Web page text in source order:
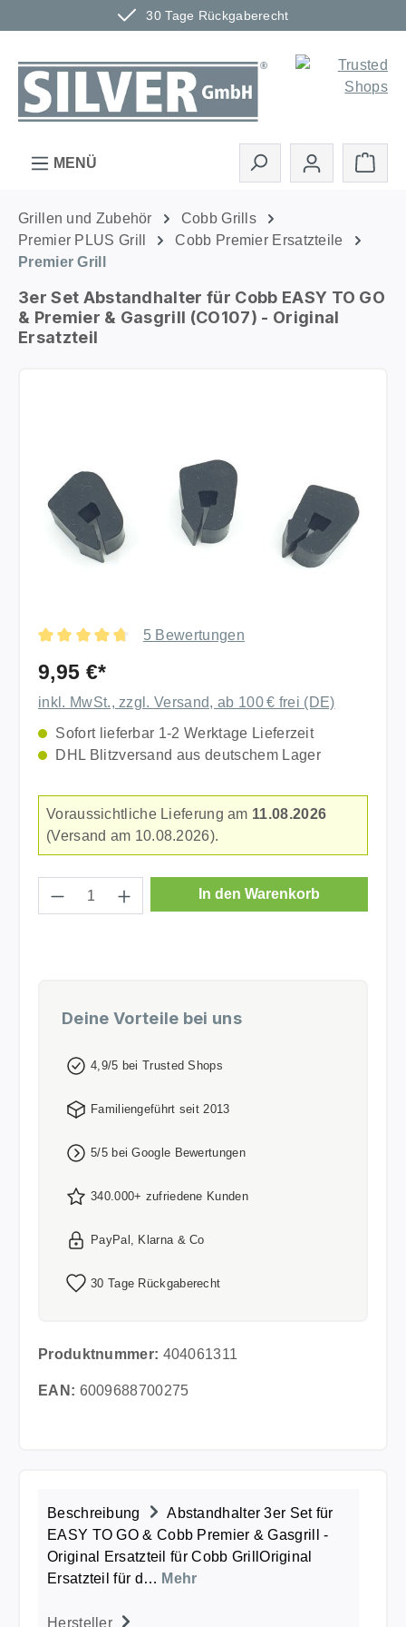
30 Tage Rückgaberecht
Zum Hauptinhalt springen
MENÜ
Grillen und Zubehör
Cobb Grills
Premier PLUS Grill
Cobb Premier Ersatzteile
Premier Grill
3er Set Abstandhalter für Cobb EASY TO GO
& Premier & Gasgrill (CO107) - Original
Ersatzteil
5 Bewertungen
9,95 €*
inkl. MwSt., zzgl. Versand, ab 100 € frei (DE)
Sofort lieferbar 1-2 Werktage Lieferzeit
DHL Blitzversand aus deutschem Lager
Voraussichtliche Lieferung am 11.08.2026
(Versand am 10.08.2026).
Produkt Anzahl: Gib den gewünschten
In den Warenkorb
Deine Vorteile bei uns
4,9/5 bei Trusted Shops
Familiengeführt seit 2013
5/5 bei Google Bewertungen
340.000+ zufriedene Kunden
PayPal, Klarna & Co
30 Tage Rückgaberecht
Produktnummer: 404061311
EAN: 6009688700275
Beschreibung
Abstandhalter 3er Set für
EASY TO GO & Cobb Premier & Gasgrill -
Original Ersatzteil für Cobb GrillOriginal
Ersatzteil für d… Mehr
Hersteller